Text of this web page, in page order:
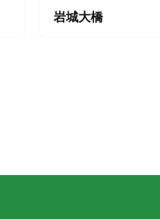
岩城大橋